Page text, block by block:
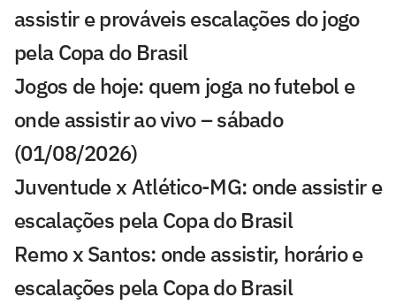
assistir e prováveis escalações do jogo
pela Copa do Brasil
Jogos de hoje: quem joga no futebol e
onde assistir ao vivo – sábado
(01/08/2026)
Juventude x Atlético-MG: onde assistir e
escalações pela Copa do Brasil
Remo x Santos: onde assistir, horário e
escalações pela Copa do Brasil